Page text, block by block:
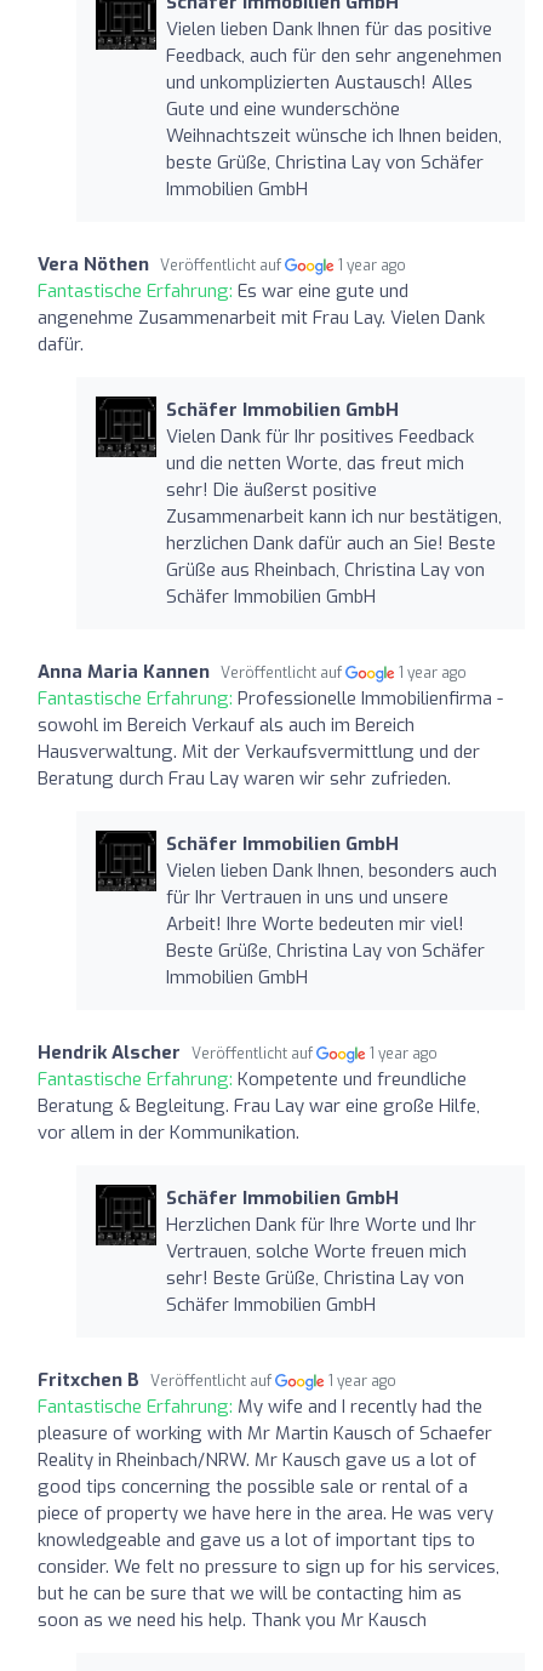
Vielen lieben Dank Ihnen für das positive
Feedback, auch für den sehr angenehmen
und unkomplizierten Austausch! Alles
Gute und eine wunderschöne
Weihnachtszeit wünsche ich Ihnen beiden,
beste Grüße, Christina Lay von Schäfer
Immobilien GmbH
Vera Nöthen Veröffentlicht auf 1 year ago
Fantastische Erfahrung: Es war eine gute und
angenehme Zusammenarbeit mit Frau Lay. Vielen Dank
dafür.
Schäfer Immobilien GmbH
Vielen Dank für Ihr positives Feedback
und die netten Worte, das freut mich
sehr! Die äußerst positive
Zusammenarbeit kann ich nur bestätigen,
herzlichen Dank dafür auch an Sie! Beste
Grüße aus Rheinbach, Christina Lay von
Schäfer Immobilien GmbH
Anna Maria Kannen Veröffentlicht auf 1 year ago
Fantastische Erfahrung: Professionelle Immobilienfirma -
sowohl im Bereich Verkauf als auch im Bereich
Hausverwaltung. Mit der Verkaufsvermittlung und der
Beratung durch Frau Lay waren wir sehr zufrieden.
Schäfer Immobilien GmbH
Vielen lieben Dank Ihnen, besonders auch
für Ihr Vertrauen in uns und unsere
Arbeit! Ihre Worte bedeuten mir viel!
Beste Grüße, Christina Lay von Schäfer
Immobilien GmbH
Hendrik Alscher Veröffentlicht auf 1 year ago
Fantastische Erfahrung: Kompetente und freundliche
Beratung & Begleitung. Frau Lay war eine große Hilfe,
vor allem in der Kommunikation.
Schäfer Immobilien GmbH
Herzlichen Dank für Ihre Worte und Ihr
Vertrauen, solche Worte freuen mich
sehr! Beste Grüße, Christina Lay von
Schäfer Immobilien GmbH
Fritxchen B Veröffentlicht auf 1 year ago
Fantastische Erfahrung: My wife and I recently had the
pleasure of working with Mr Martin Kausch of Schaefer
Reality in Rheinbach/NRW. Mr Kausch gave us a lot of
good tips concerning the possible sale or rental of a
piece of property we have here in the area. He was very
knowledgeable and gave us a lot of important tips to
consider. We felt no pressure to sign up for his services,
but he can be sure that we will be contacting him as
soon as we need his help. Thank you Mr Kausch